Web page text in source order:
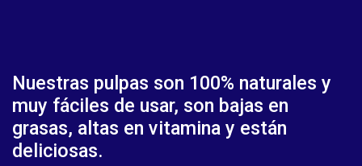
Nuestras pulpas son 100% naturales y
muy fáciles de usar, son bajas en
grasas, altas en vitamina y están
deliciosas.